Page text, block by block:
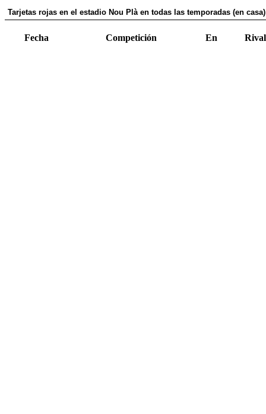
Tarjetas rojas en el estadio Nou Plà en todas las temporadas (en casa)
Fecha Competición En Rival